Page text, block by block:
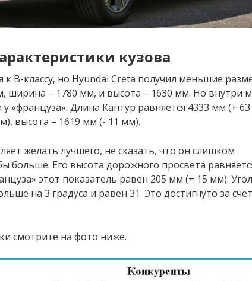
кузова
к B-классу, но Hyundai Creta получил меньшие
ширина – 1780 мм, и высота – 1630 мм. Но внутри
«француза». Длина Каптур равняется 4333 мм (+
высота – 1619 мм (- 11 мм).
желать лучшего, не сказать, что он слишком
больше. Его высота дорожного просвета
этот показатель равен 205 мм (+ 15 мм). Угол
на 3 градуса и равен 31. Это достигнуто за счет
смотрите на фото ниже.